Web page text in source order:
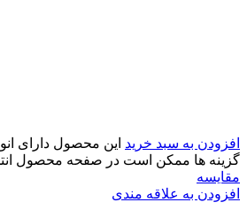
افزودن به سبد خرید این محصول دارای
گزینه ها ممکن است در صفحه محصول
مقایسه
افزودن به علاقه مندی